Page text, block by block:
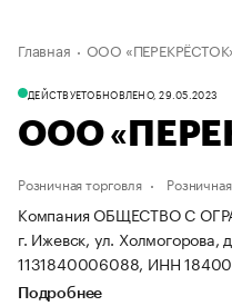
Главная ООО
ДЕЙСТВУЕТОБНОВЛЕНО, 29.05.2023
ООО
Розничная торговля
Компания ОБЩЕСТВО С
г. Ижевск, ул. Холмогорова,
1131840006088, ИНН
Подробнее